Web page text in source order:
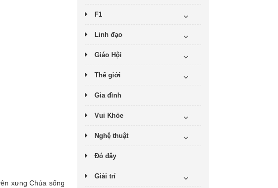
xưng Chúa sống
F1
Linh đạo
Giáo Hội
Thế giới
Gia đình
Vui Khỏe
Nghệ thuật
Đó đây
Giải trí